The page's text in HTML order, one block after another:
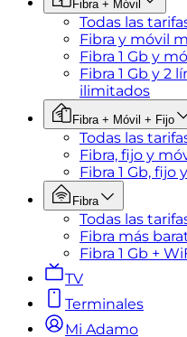
Fibra + Móvil
Todas las
Fibra y móvil
Fibra 1 Gb y
Fibra 1 Gb y 2
ilimitados
Fibra + Móvil + Fijo
Todas las
Fibra, fijo y
Fibra 1 Gb,
Fibra
Todas las
Fibra más
Fibra 1 Gb +
TV
Terminales
Mi Adamo